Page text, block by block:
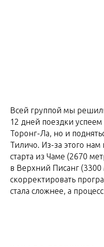
Всей группой мы
12 дней поездки
Торонг-Ла, но и
Тиличо. Из-за этого
старта из Чаме (2670
в Верхний Писанг
скорректировать
стала сложнее, а